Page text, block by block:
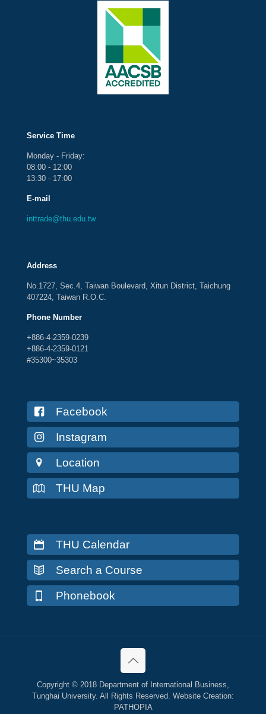
Service Time
Monday - Friday:
08:00 - 12:00
13:30 - 17:00
E-mail
inttrade@thu.edu.tw
Address
No.1727, Sec.4, Taiwan Boulevard, Xitun District, Taichung
407224, Taiwan R.O.C.
Phone Number
+886-4-2359-0239
+886-4-2359-0121
#35300~35303
Facebook
Instagram
Location
THU Map
THU Calendar
Search a Course
Phonebook
Copyright © 2018 Department of International Business,
Tunghai University. All Rights Reserved. Website Creation:
PATHOPIA